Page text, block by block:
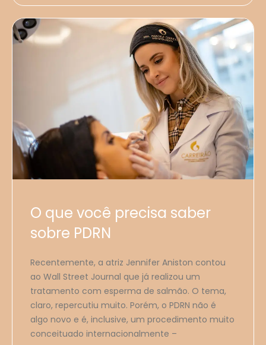
O que você precisa saber
sobre PDRN
Recentemente, a atriz Jennifer Aniston contou
ao Wall Street Journal que já realizou um
tratamento com esperma de salmão. O tema,
claro, repercutiu muito. Porém, o PDRN não é
algo novo e é, inclusive, um procedimento muito
conceituado internacionalmente –